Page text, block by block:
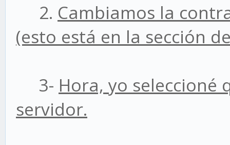
2. Cambiamos la
(esto está en la sección
3- Hora, yo seleccioné
servidor.